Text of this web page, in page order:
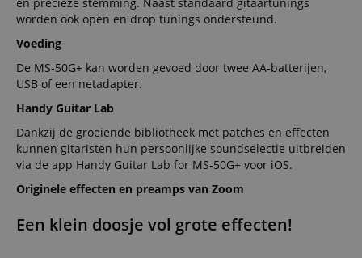
worden ook open en drop tunings ondersteund.
Voeding
De MS-50G+ kan worden gevoed door twee AA-batterijen,
USB of een netadapter.
Handy Guitar Lab
Dankzij de groeiende bibliotheek met patches en effecten
kunnen gitaristen hun persoonlijke soundselectie uitbreiden
via de app Handy Guitar Lab for MS-50G+ voor iOS.
Originele effecten en preamps van Zoom
Een klein doosje vol grote effecten!